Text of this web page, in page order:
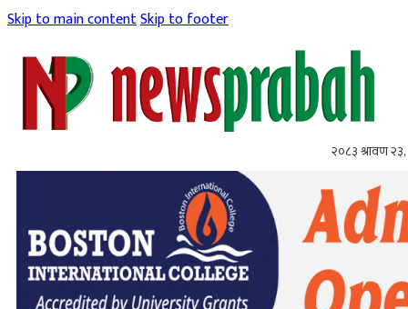
Skip to main contentSkip to footer
२०८३ श्रावण २३,